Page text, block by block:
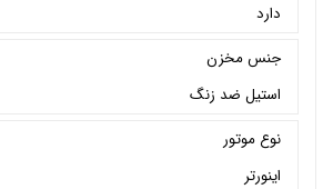
دارد
جنس مخزن
استیل ضد زنگ
نوع موتور
اینورتر